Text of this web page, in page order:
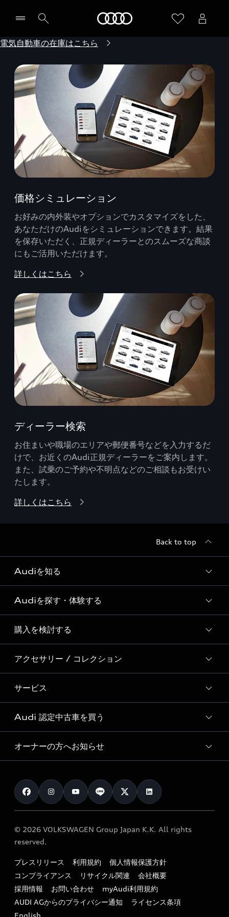
電気自動車の在庫はこちら
価格シミュレーション
お好みの内外装やオプションでカスタマイズをした、
あなただけのAudiをシミュレーションできます。結果
を保存いただく、正規ディーラーとのスムーズな商談
にもご活用いただけます。
詳しくはこちら
ディーラー検索
お住まいや職場のエリアや郵便番号などを入力するだ
けで、お近くのAudi正規ディーラーをご案内します。
また、試乗のご予約や不明点などのご相談もお受けい
たします。
詳しくはこちら
Back to top
Audiを知る
Audi ブランド
Story of Progress
Audi Sport
Formula 1®
デジタルサービス
Audiを探す・体験する
ディーラー検索
新車在庫検索
試乗車・展示車検索
見積り依頼
試乗予約
購入を検討する
モデル一覧
特別仕様モデル / 限定モデル
e-tronラインアップ
価格シミュレーション
車両比較
カタログ一覧
アクセサリー / コレクション
純正アクセサリー
オンラインショップ
Audi collection
アウディナビアプリ
サービス
サービス入庫予約
サービスプログラム
メンテナンス
車検 / 定期点検
e-tronアフターサポート
myAudi
Audi 認定中古車を買う
Audi認定中古車
クオリティ
保証
メンテナンス
ファイナンス
キャンペーン / イベント
買取査定
オーナーの方へお知らせ
お知らせ
オーナー様向けキャンペーン
特定整備適用車一覧
リサイクル法
よくある質問（FAQ）
© 2026 VOLKSWAGEN Group Japan K.K. All rights
reserved.
プレスリリース 利用規約
個人情報保護方針
コンプライアンス
リサイクル関連
会社概要
採用情報
お問い合わせ
myAudi利用規約
AUDI AGからのプライバシー通知
ライセンス条項
English